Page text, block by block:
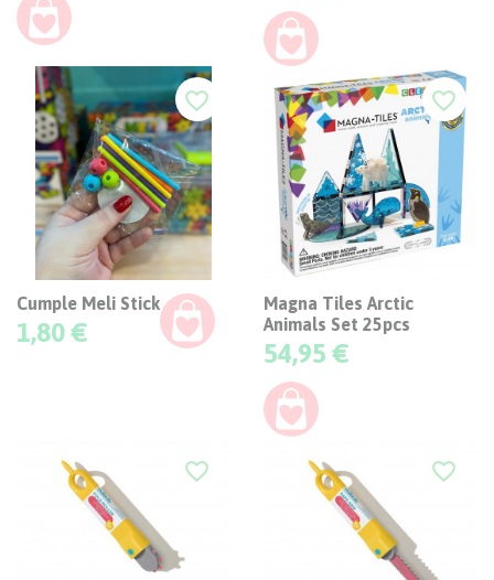
Cumple Meli Stick
Precio
1,80 €
favorite_border
Magna Tiles Arctic
Animals Set 25pcs
Precio
54,95 €
favorite_border
favorite_border favorite_border